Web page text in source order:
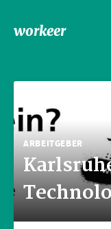
workeer
ARBEITGEBER